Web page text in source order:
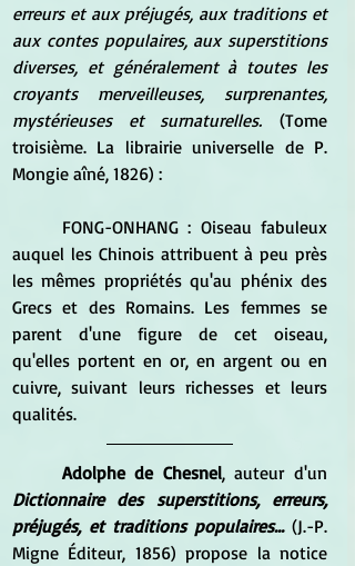
erreurs et aux préjugés, aux traditions et
aux contes populaires, aux superstitions
diverses, et généralement à toutes les
croyants merveilleuses, surprenantes,
mystérieuses et surnaturelles. (Tome
troisième. La librairie universelle de P.
Mongie aîné, 1826) :
auquel les Chinois attribuent à peu près
les mêmes propriétés qu'au phénix des
Grecs et des Romains. Les femmes se
parent d'une figure de cet oiseau,
qu'elles portent en or, en argent ou en
cuivre, suivant leurs richesses et leurs
qualités.
Adolphe de Chesnel
Dictionnaire des superstitions, erreurs,
préjugés, et traditions populaires... (J.-P.
Migne Éditeur, 1856) propose la notice